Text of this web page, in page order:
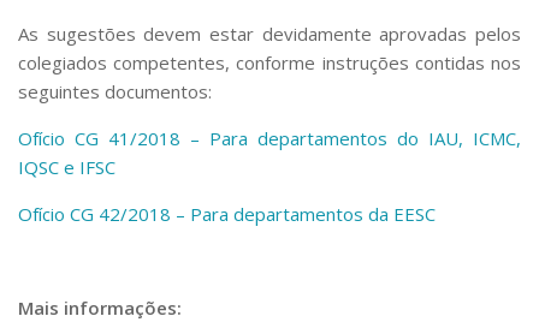
Projetos, Programas e Cursos
Artes, Cultura e Esportes
Museus e Espaços Interativos
Serviços
Bibliotecas
Segurança, Trânsito e Prevenção
Comunicação
As sugestões devem estar devidamente aprovadas pelos
colegiados competentes, conforme instruções contidas nos
seguintes documentos:
Ofício CG 41/2018 – Para departamentos do IAU, ICMC,
IQSC e IFSC
Ofício CG 42/2018 – Para departamentos da EESC
Mais informações: